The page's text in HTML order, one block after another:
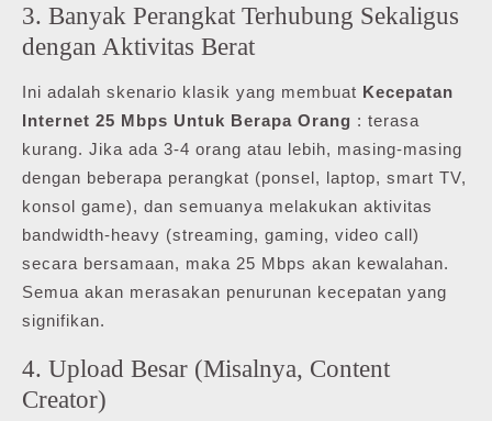
3. Banyak Perangkat Terhubung Sekaligus
dengan Aktivitas Berat
Ini adalah skenario klasik yang membuat Kecepatan
Internet 25 Mbps Untuk Berapa Orang : terasa
kurang. Jika ada 3-4 orang atau lebih, masing-masing
dengan beberapa perangkat (ponsel, laptop, smart TV,
konsol game), dan semuanya melakukan aktivitas
bandwidth-heavy (streaming, gaming, video call)
secara bersamaan, maka 25 Mbps akan kewalahan.
Semua akan merasakan penurunan kecepatan yang
signifikan.
4. Upload Besar (Misalnya, Content
Creator)